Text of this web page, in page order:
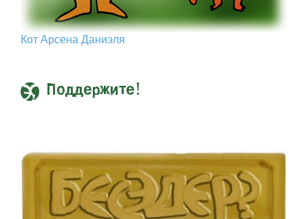
Кот Арcена Даниэля
Поддержите!